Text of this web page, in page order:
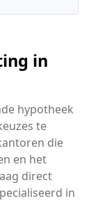
in
hypotheek
te
die
en het
direct
in